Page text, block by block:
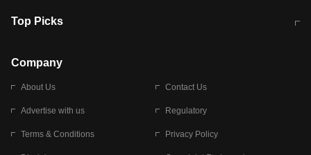
RBI का नया नियम: अब बैंकों को अपनी सभी
Top Picks
बारिश की चेतावनी
Company
About Us Contact Us
Advertise with us Regulatory
Terms & Conditions Privacy Policy